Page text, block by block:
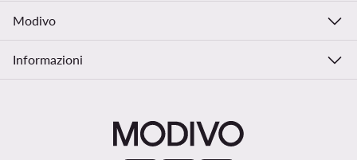
Modivo
Informazioni